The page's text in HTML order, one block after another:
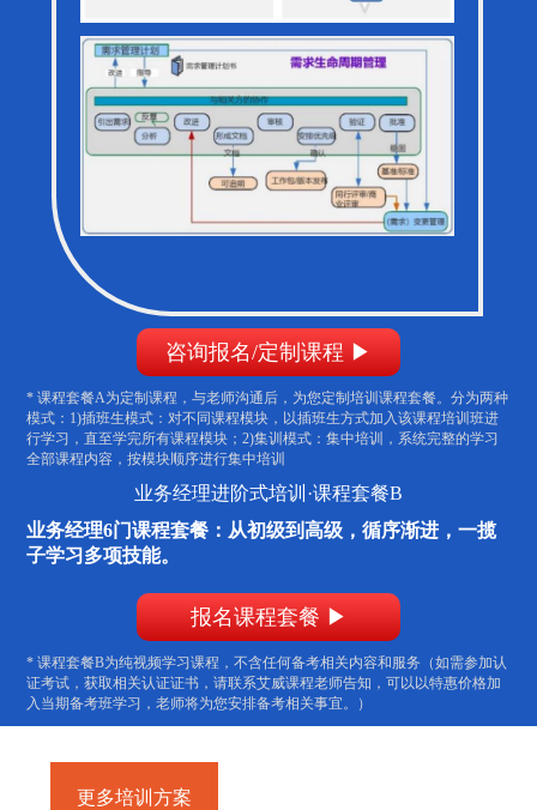
咨询报名/定制课程 ▶
* 课程套餐A为定制课程，与老师沟通后，为您定制培训课程套餐。分为两种
模式：1)插班生模式：对不同课程模块，以插班生方式加入该课程培训班进
行学习，直至学完所有课程模块；2)集训模式：集中培训，系统完整的学习
全部课程内容，按模块顺序进行集中培训
业务经理进阶式培训·课程套餐B
业务经理6门课程套餐：从初级到高级，循序渐进，一揽
子学习多项技能。
报名课程套餐 ▶
* 课程套餐B为纯视频学习课程，不含任何备考相关内容和服务（如需参加认
证考试，获取相关认证证书，请联系艾威课程老师告知，可以以特惠价格加
入当期备考班学习，老师将为您安排备考相关事宜。）
更多培训方案